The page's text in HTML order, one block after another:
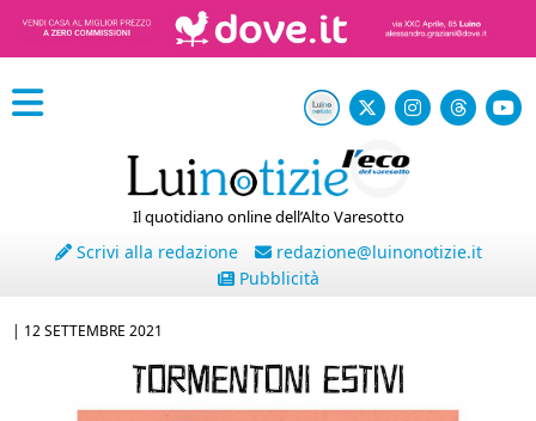
Il quotidiano online dell’Alto Varesotto
Scrivi alla redazione
redazione@luinonotizie.it
Pubblicità
| 12 SETTEMBRE 2021